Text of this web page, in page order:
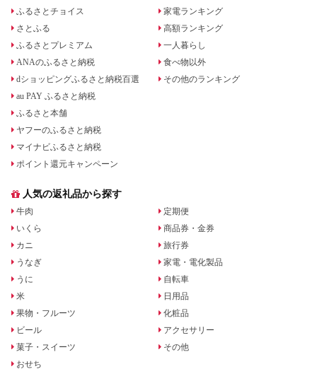
ふるさとチョイス
さとふる
ふるさとプレミアム
ANAのふるさと納税
dショッピングふるさと納税百選
au PAY ふるさと納税
ふるさと本舗
ヤフーのふるさと納税
マイナビふるさと納税
ポイント還元キャンペーン
家電ランキング
高額ランキング
一人暮らし
食べ物以外
その他のランキング
人気の返礼品から探す
牛肉
いくら
カニ
うなぎ
うに
米
果物・フルーツ
ビール
菓子・スイーツ
おせち
定期便
商品券・金券
旅行券
家電・電化製品
自転車
日用品
化粧品
アクセサリー
その他